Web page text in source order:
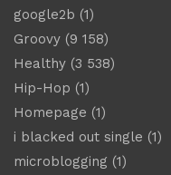
google2b (1)
Groovy (9 158)
Healthy (3 538)
Hip-Hop (1)
Homepage (1)
i blacked out single (1)
microblogging (1)